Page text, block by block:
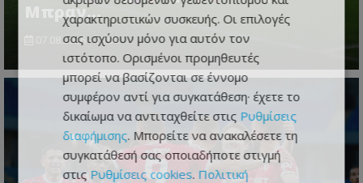
Μπραν...
07.08.2026 - 10:00
χαρακτηριστικών συσκευής. Οι επιλογές
σας ισχύουν μόνο για αυτόν τον
ιστότοπο. Ορισμένοι προμηθευτές
μπορεί να βασίζονται σε έννομο
συμφέρον αντί για συγκατάθεση· έχετε το
δικαίωμα να αντιταχθείτε στις Ρυθμίσεις
διαφήμισης. Μπορείτε να ανακαλέσετε τη
συγκατάθεσή σας οποιαδήποτε στιγμή
στις Ρυθμίσεις cookies. Πολιτική